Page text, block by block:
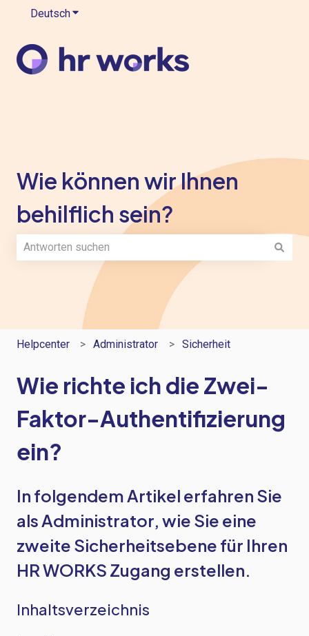
DeutschUntermenü für Übersetzungen anzeigen
Wie können wir Ihnen
behilflich sein?
Es gibt keine Vorschläge, da das Suchfeld leer ist.
Helpcenter Administrator Sicherheit
Wie richte ich die Zwei-
Faktor-Authentifizierung
ein?
In folgendem Artikel erfahren Sie
als Administrator, wie Sie eine
zweite Sicherheitsebene für Ihren
HR WORKS Zugang erstellen.
Inhaltsverzeichnis